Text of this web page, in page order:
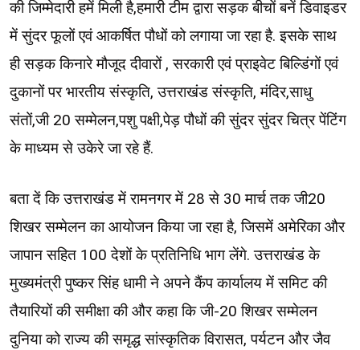
की जिम्मेदारी हमें मिली है,हमारी टीम द्वारा सड़क बीचों बनें डिवाइडर
में सुंदर फूलों एवं आकर्षित पौधों को लगाया जा रहा है. इसके साथ
ही सड़क किनारे मौजूद दीवारों , सरकारी एवं प्राइवेट बिल्डिंगों एवं
दुकानों पर भारतीय संस्कृति, उत्तराखंड संस्कृति, मंदिर,साधु
संतों,जी 20 सम्मेलन,पशु पक्षी,पेड़ पौधों की सुंदर सुंदर चित्र पेंटिंग
के माध्यम से उकेरे जा रहे हैं.
बता दें कि उत्तराखंड में रामनगर में 28 से 30 मार्च तक जी20
शिखर सम्मेलन का आयोजन किया जा रहा है, जिसमें अमेरिका और
जापान सहित 100 देशों के प्रतिनिधि भाग लेंगे. उत्तराखंड के
मुख्यमंत्री पुष्कर सिंह धामी ने अपने कैंप कार्यालय में समिट की
तैयारियों की समीक्षा की और कहा कि जी-20 शिखर सम्मेलन
दुनिया को राज्य की समृद्ध सांस्कृतिक विरासत, पर्यटन और जैव